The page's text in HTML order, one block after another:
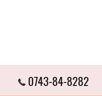
0743-84-8282